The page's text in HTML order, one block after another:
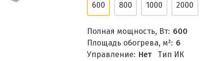
600 800 1000 2000
Полная мощность, Вт: 600
Площадь обогрева, м²: 6
Управление: Нет
Тип ИК